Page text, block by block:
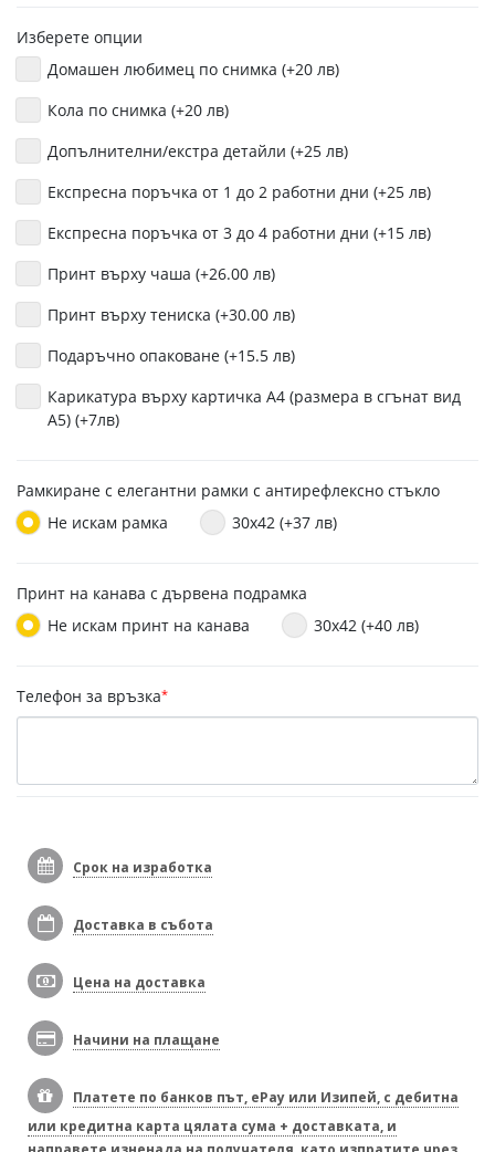
Изберете опции
Домашен любимец по снимка (+20 лв)
Кола по снимка (+20 лв)
Допълнителни/екстра детайли (+25 лв)
Експресна поръчка от 1 до 2 работни дни (+25 лв)
Експресна поръчка от 3 до 4 работни дни (+15 лв)
Принт върху чаша (+26.00 лв)
Принт върху тениска (+30.00 лв)
Подаръчно опаковане (+15.5 лв)
Карикатура върху картичка А4 (размера в сгънат вид
A5) (+7лв)
Рамкиране с елегантни рамки с антирефлексно стъкло
Не искам рамка
30x42 (+37 лв)
Принт на канава с дървена подрамка
Не искам принт на канава
30x42 (+40 лв)
Телефон за връзка*
Срок на изработка
Доставка в събота
Цена на доставка
Начини на плащане
Платете по банков път, ePay или Изипей, с дебитна
или кредитна карта цялата сума + доставката, и